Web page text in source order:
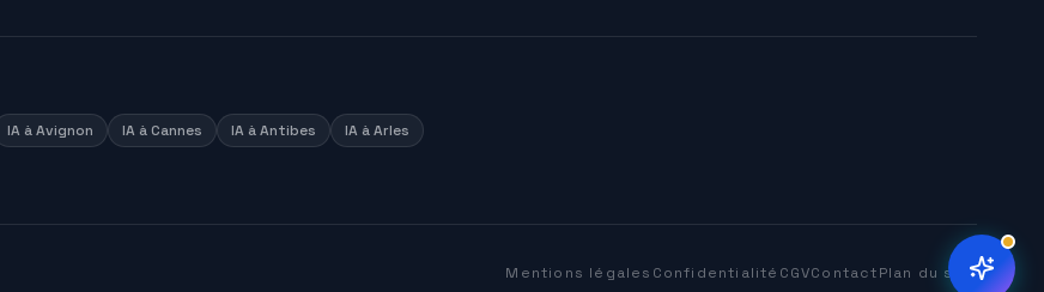
IA àAvignon IA àCannes IA àAntibes IA àArles
Mentions légales Confidentialité CGVContactPlan du site